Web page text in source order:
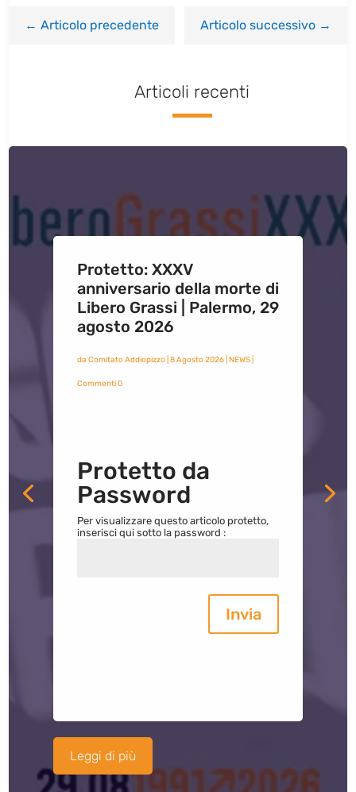
←Articolo precedente Articolo successivo→
Articoli recenti
Protetto: XXXV
anniversario della morte di
Libero Grassi | Palermo, 29
agosto 2026
da Comitato Addiopizzo| 8 Agosto 2026| NEWS|
Commenti 0
Protetto da
Password
Per visualizzare questo articolo protetto,
inserisci qui sotto la password :
Invia
Leggi di più